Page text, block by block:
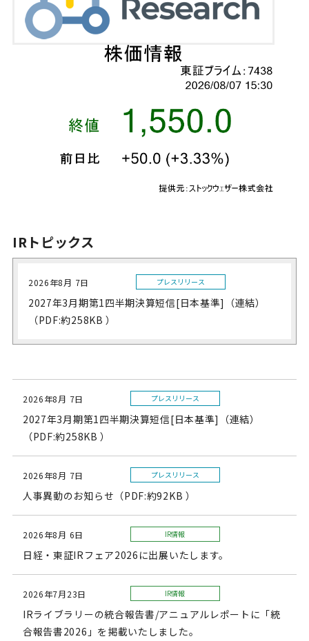
IRトピックス
2026年8月 7日 プレスリリース
2027年3月期第1四半期決算短信[日本基準]（連結）
（PDF:約258KB ）
2026年8月 7日 プレスリリース
2027年3月期第1四半期決算短信[日本基準]（連結）
（PDF:約258KB ）
2026年8月 7日 プレスリリース
人事異動のお知らせ（PDF:約92KB ）
2026年8月 6日 IR情報
日経・東証IRフェア2026に出展いたします。
2026年7月23日 IR情報
IRライブラリーの統合報告書/アニュアルレポートに「統
合報告書2026」を掲載いたしました。